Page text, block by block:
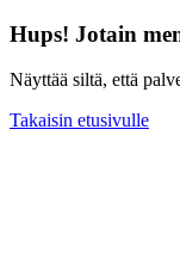
Hups! Jotain
Näyttää siltä, että
Takaisin etusivulle